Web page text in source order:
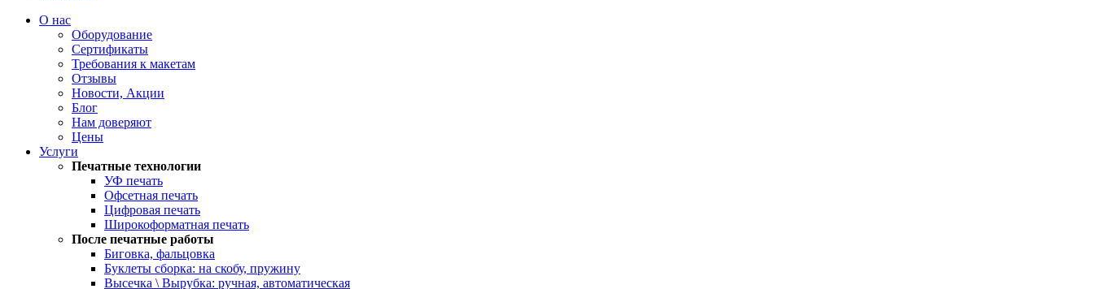
О нас
Оборудование
Сертификаты
Требования к макетам
Отзывы
Новости, Акции
Блог
Нам доверяют
Цены
Услуги
Печатные технологии
УФ печать
Офсетная печать
Цифровая печать
Широкоформатная печать
После печатные работы
Биговка, фальцовка
Буклеты сборка: на скобу, пружину
Высечка \ Вырубка: ручная, автоматическая